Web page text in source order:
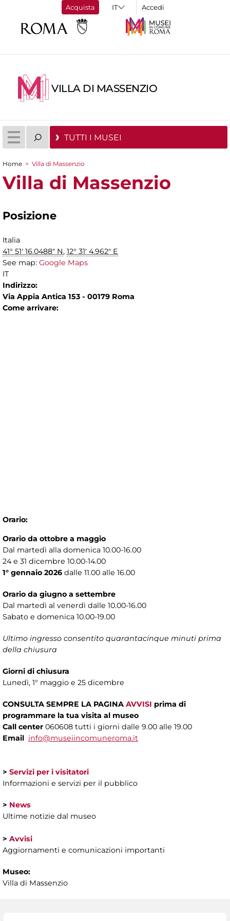
Acquista Accedi
VILLA DI MASSENZIO
TUTTI I MUSEI
Tu sei qui
Home > Villa di Massenzio
Villa di Massenzio
Posizione
Italia
41° 51' 16.0488" N, 12° 31' 4.962" E
See map: Google Maps
IT
Indirizzo:
Via Appia Antica 153 - 00179 Roma
Come arrivare:
Orario:
Orario da ottobre a maggio
Dal martedì alla domenica 10.00-16.00
24 e 31 dicembre 10.00-14.00
1° gennaio 2026 dalle 11.00 alle 16.00
Orario da giugno a settembre
Dal martedì al venerdì dalle 10.00-16.00
Sabato e domenica 10.00-19.00
Ultimo ingresso consentito quarantacinque minuti prima
della chiusura
Giorni di chiusura
Lunedì, 1° maggio e 25 dicembre
CONSULTA SEMPRE LA PAGINA AVVISI prima di
programmare la tua visita al museo
Call center 060608 tutti i giorni dalle 9.00 alle 19.00
Email info@museiincomuneroma.it
> Servizi per i visitatori
Informazioni e servizi per il pubblico
> News
Ultime notizie dal museo
> Avvisi
Aggiornamenti e comunicazioni importanti
Museo:
Villa di Massenzio